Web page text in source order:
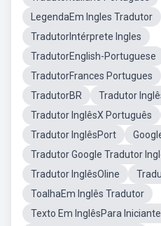
LegendaEm Ingles Tradutor
TradutorIntérprete Ingles
TradutorEnglish-Portuguese
TradutorFrances Portugues
TradutorBR
Tradutor
Tradutor InglêsX Português
Tradutor InglêsPort
Tradutor Google Tradutor
Tradutor InglêsOline
ToalhaEm Inglês Tradutor
Texto Em InglêsPara